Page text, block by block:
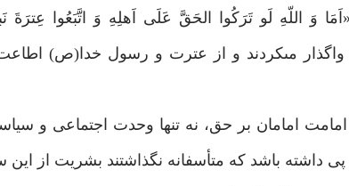
مى‏كردند و از عترت و رسول خدا(ص) اطاعت
امامت امامان بر حق، نه تنها وحدت اجتماعى و
پى داشته باشد كه متأسفانه نگذاشتند بشريت از